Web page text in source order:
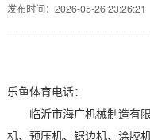
发布时间：2026-05-26 23:26:21
乐鱼体育电话：
临沂市海广机械制造有限
机、预压机、锯边机、涂胶